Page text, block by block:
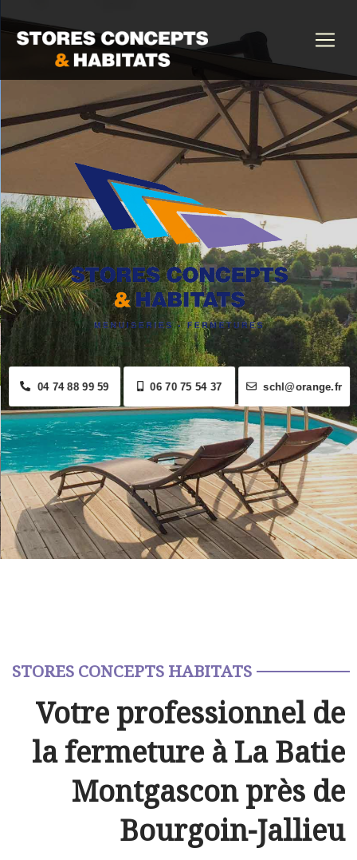
04 74 88 99 59 06 70 75 54 37 schl@orange.fr
STORES CONCEPTS HABITATS
Votre professionnel de
la fermeture à La Batie
Montgascon près de
Bourgoin-Jallieu